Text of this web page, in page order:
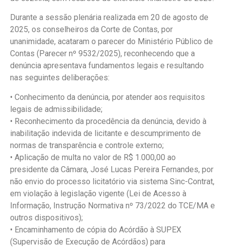
Durante a sessão plenária realizada em 20 de agosto de
2025, os conselheiros da Corte de Contas, por
unanimidade, acataram o parecer do Ministério Público de
Contas (Parecer nº 9532/2025), reconhecendo que a
denúncia apresentava fundamentos legais e resultando
nas seguintes deliberações:
• Conhecimento da denúncia, por atender aos requisitos
legais de admissibilidade;
• Reconhecimento da procedência da denúncia, devido à
inabilitação indevida de licitante e descumprimento de
normas de transparência e controle externo;
• Aplicação de multa no valor de R$ 1.000,00 ao
presidente da Câmara, José Lucas Pereira Fernandes, por
não envio do processo licitatório via sistema Sinc-Contrat,
em violação à legislação vigente (Lei de Acesso à
Informação, Instrução Normativa nº 73/2022 do TCE/MA e
outros dispositivos);
• Encaminhamento de cópia do Acórdão à SUPEX
(Supervisão de Execução de Acórdãos) para